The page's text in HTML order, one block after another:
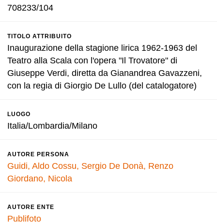
708233/104
TITOLO ATTRIBUITO
Inaugurazione della stagione lirica 1962-1963 del
Teatro alla Scala con l'opera "Il Trovatore" di
Giuseppe Verdi, diretta da Gianandrea Gavazzeni,
con la regia di Giorgio De Lullo (del catalogatore)
LUOGO
Italia/Lombardia/Milano
AUTORE PERSONA
Guidi, Aldo Cossu, Sergio De Donà, Renzo
Giordano, Nicola
AUTORE ENTE
Publifoto